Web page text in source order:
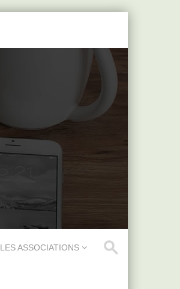
LES ASSOCIATIONS